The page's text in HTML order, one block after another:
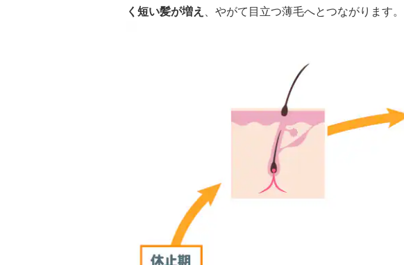
く短い髪が増え 、やがて目立つ薄毛へとつながります。